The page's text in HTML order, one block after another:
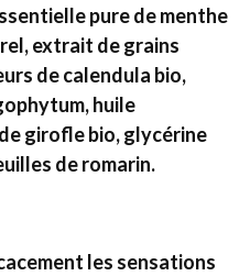
pure de menthe
extrait de grains
de calendula bio,
huile
girofle bio, glycérine
de romarin.
les sensations